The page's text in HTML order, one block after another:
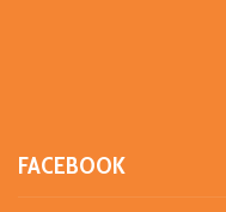
FACEBOOK